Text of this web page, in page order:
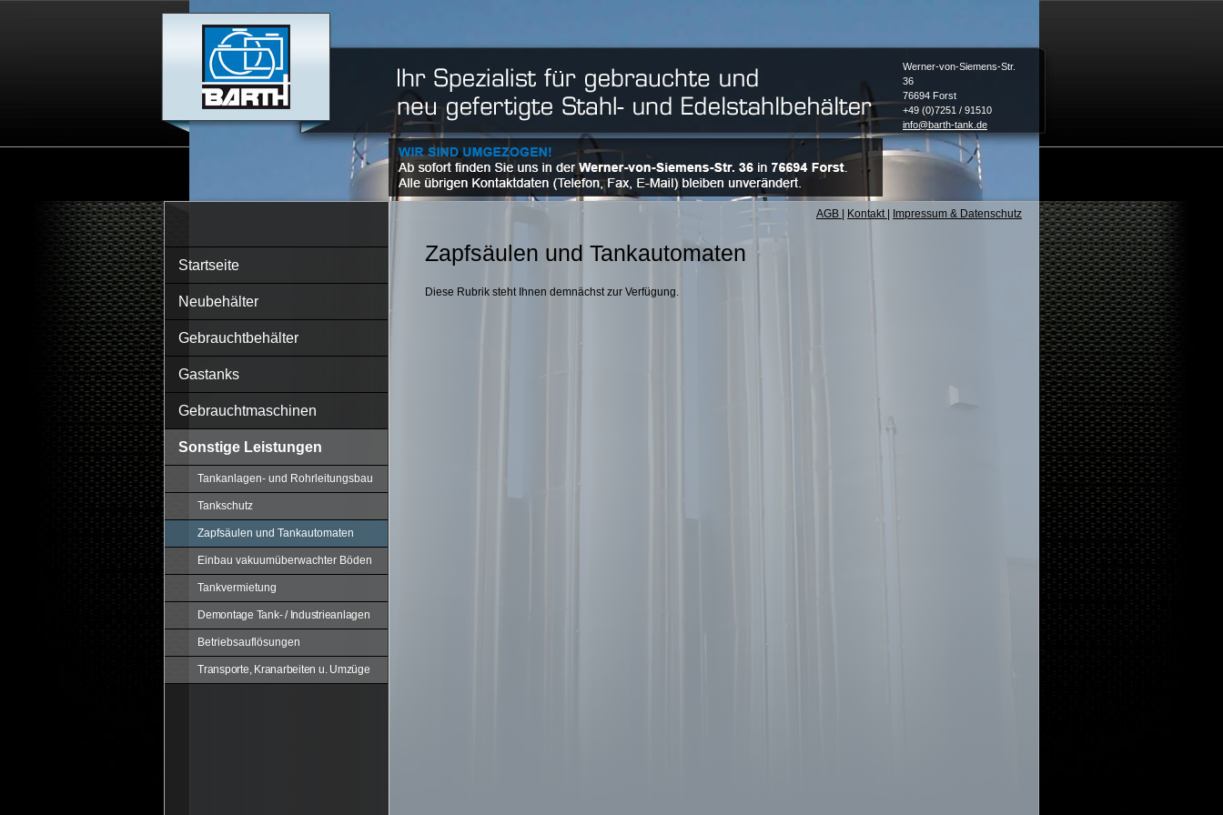
Werner-von-Siemens-Str.
36
76694 Forst
+49 (0)7251 / 91510
info@barth-tank.de
AGB Kontakt Impressum & Datenschutz
Startseite
Neubehälter
Gebrauchtbehälter
Gastanks
Gebrauchtmaschinen
Sonstige Leistungen
Tankanlagen- und Rohrleitungsbau
Tankschutz
Zapfsäulen und Tankautomaten
Einbau vakuumüberwachter Böden
Tankvermietung
Demontage Tank- / Industrieanlagen
Betriebsauflösungen
Transporte, Kranarbeiten u. Umzüge
Zapfsäulen und Tankautomaten
Diese Rubrik steht Ihnen demnächst zur Verfügung.